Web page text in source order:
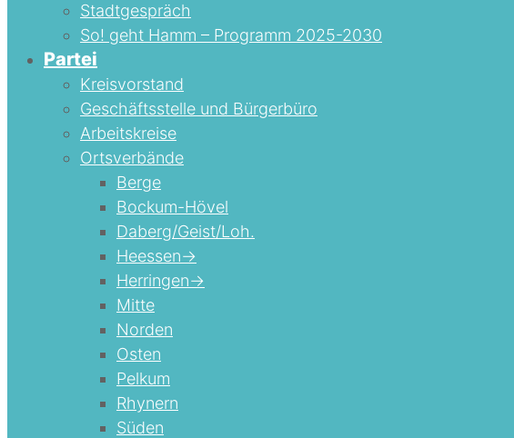
Stadtgespräch
So! geht Hamm – Programm 2025-2030
Partei
Kreisvorstand
Geschäftsstelle und Bürgerbüro
Arbeitskreise
Ortsverbände
Berge
Bockum-Hövel
Daberg/Geist/Loh.
Heessen->
Herringen->
Mitte
Norden
Osten
Pelkum
Rhynern
Süden